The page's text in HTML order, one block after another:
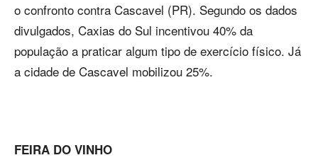
o confronto contra Cascavel (PR). Segundo os dados
divulgados, Caxias do Sul incentivou 40% da
população a praticar algum tipo de exercício físico. Já
a cidade de Cascavel mobilizou 25%.
FEIRA DO VINHO